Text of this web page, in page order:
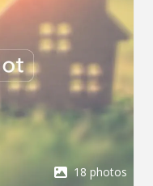
18 photos